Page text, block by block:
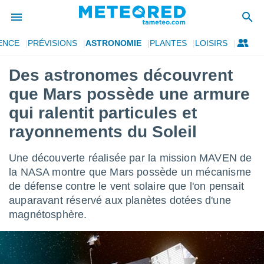
de
a
par
des
Vous
en
:
PRÉVISIONS ASTRONOMIE PLANTES LOISIRS
Des astronomes découvrent
que Mars possède une armure
qui ralentit particules et
rayonnements du Soleil
Une découverte réalisée par la mission MAVEN de
la NASA montre que Mars possède un mécanisme
de défense contre le vent solaire que l'on pensait
auparavant réservé aux planètes dotées d'une
magnétosphère.